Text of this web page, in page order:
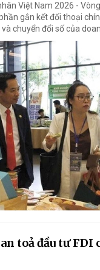
Việt Nam 2026 -
gắn kết đối thoại
chuyển đổi số của
toả đầu tư FDI